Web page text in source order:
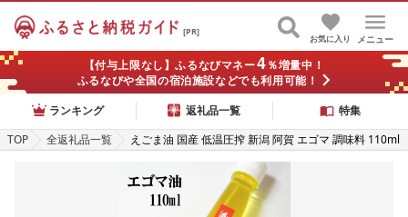
[PR]
メニュー
お気に入り
【付与上限なし】ふるなびマネー4％増量中！
ふるなびや全国の宿泊施設などでも利用可能！
ランキング
返礼品一覧
特集
TOP
全返礼品一覧
えごま油 国産 低温圧搾 新潟 阿賀 エゴマ 調味料 110ml
× 1本 北越ファーム 送料無料